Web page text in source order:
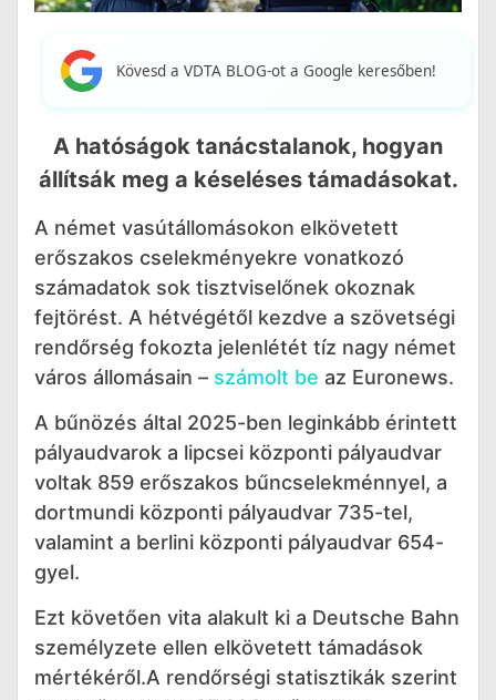
Kövesd a VDTA BLOG-ot a Google keresőben!
A hatóságok tanácstalanok, hogyan
állítsák meg a késeléses támadásokat.
A német vasútállomásokon elkövetett
erőszakos cselekményekre vonatkozó
számadatok sok tisztviselőnek okoznak
fejtörést. A hétvégétől kezdve a szövetségi
rendőrség fokozta jelenlétét tíz nagy német
város állomásain – számolt be az Euronews.
A bűnözés által 2025-ben leginkább érintett
pályaudvarok a lipcsei központi pályaudvar
voltak 859 erőszakos bűncselekménnyel, a
dortmundi központi pályaudvar 735-tel,
valamint a berlini központi pályaudvar 654-
gyel.
Ezt követően vita alakult ki a Deutsche Bahn
személyzete ellen elkövetett támadások
mértékéről.A rendőrségi statisztikák szerint